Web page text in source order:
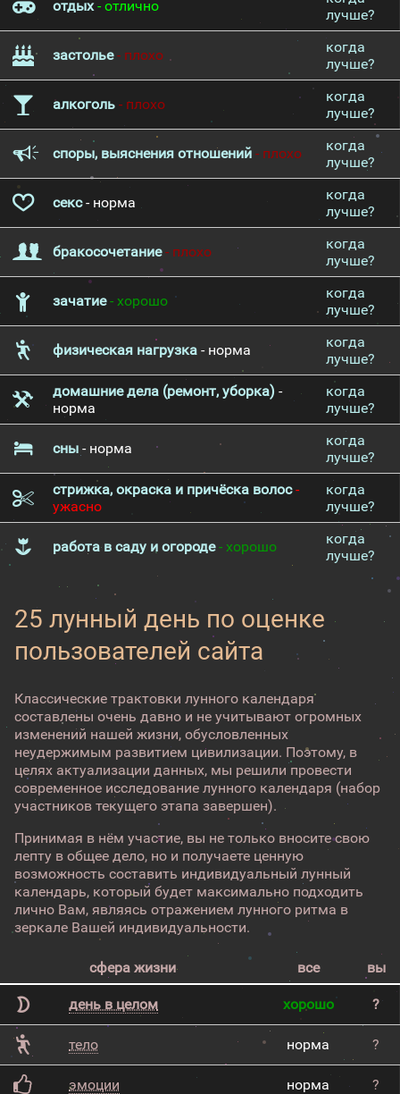
отдых- отлично
лучше?
застолье- плохо
когда
лучше?
алкоголь - плохо
когда
лучше?
споры, выяснения отношений - плохо
когда
лучше?
секс- норма
когда
лучше?
бракосочетание- плохо
когда
лучше?
зачатие- хорошо
когда
лучше?
физическая нагрузка - норма
когда
лучше?
домашние дела (ремонт, уборка) -
норма
когда
лучше?
сны - норма
когда
лучше?
стрижка, окраска и причёска волос-
ужасно
когда
лучше?
работа в саду и огороде- хорошо
когда
лучше?
25 лунный день по оценке
пользователей сайта
Классические трактовки лунного календаря
составлены очень давно и не учитывают огромных
изменений нашей жизни, обусловленных
неудержимым развитием цивилизации. Поэтому, в
целях актуализации данных, мы решили провести
современное исследование лунного календаря (набор
участников текущего этапа завершен).
Принимая в нём участие, вы не только вносите свою
лепту в общее дело, но и получаете ценную
возможность составить индивидуальный лунный
календарь, который будет максимально подходить
лично Вам, являясь отражением лунного ритма в
зеркале Вашей индивидуальности.
сфера жизни все вы
день в целом хорошо ?
тело норма ?
эмоции норма ?